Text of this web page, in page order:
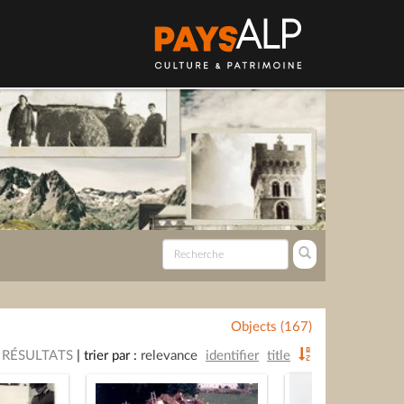
Objects (167)
trier par : relevance identifier title